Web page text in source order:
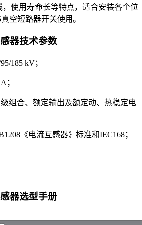
使用寿命长等特点，适合安装各个位
空短路器开关使用。
器技术参数
185 kV；
；
组合、额定输出及额定动、热稳定电
《电流互感器》标准和IEC168；
器选型手册